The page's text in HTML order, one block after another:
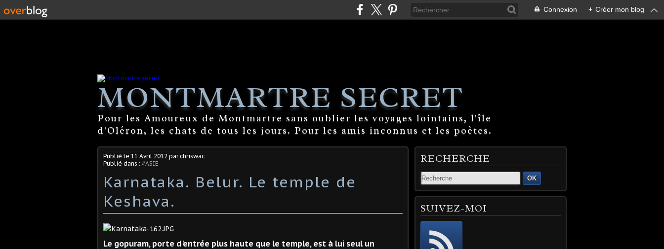
Connexion + Créer mon blog
MONTMARTRE SECRET
Pour les Amoureux de Montmartre sans oublier les voyages lointains, l'île
d'Oléron, les chats de tous les jours. Pour les amis inconnus et les poètes.
Publié le 11 Avril 2012 par chriswac
Publié dans : #ASIE
Karnataka. Belur. Le temple de
Keshava.
Le gopuram, porte d'entrée plus haute que le temple, est à lui seul un
RECHERCHE
OK
SUIVEZ-MOI